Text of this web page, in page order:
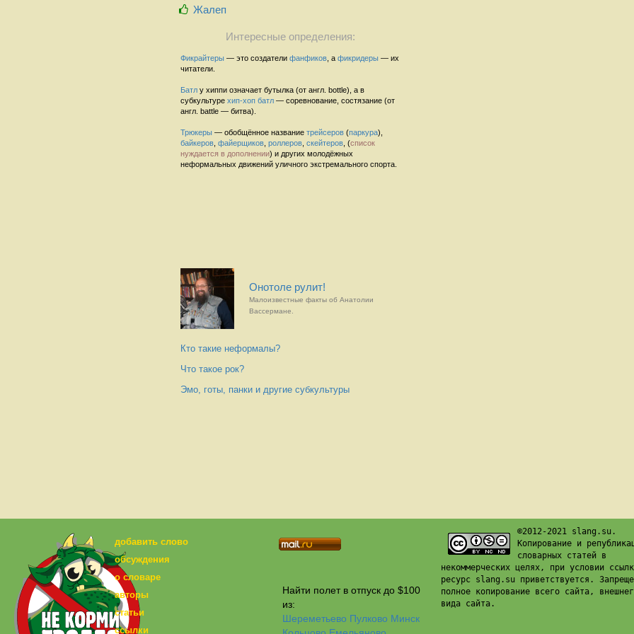
Жалеп
Интересные определения:
Фикрайтеры — это создатели фанфиков , а фикридеры — их
читатели.
Батл у хиппи означает бутылка (от англ. bottle), а в
субкультуре хип-хоп батл — соревнование, состязание (от
англ. battle — битва).
Трюкеры — обобщённое название трейсеров (паркура),
байкеров файерщиков роллеров скейтеров , (список
нуждается в дополнении) и других молодёжных
неформальных движений уличного экстремального спорта.
Онотоле рулит!
Малоизвестные факты об Анатолии
Вассермане.
Кто такие неформалы?
Что такое рок?
Эмо, готы, панки и другие субкультуры
добавить слово
обсуждения
о словаре
авторы
статьи
ссылки
Найти полет в отпуск до $100
из:
Шереметьево Пулково Минск
©2012-2021 slang.su.
Копирование и
словарных статей в
некоммерческих целях, при условии
ресурс slang.su приветствуется.
полное копирование всего сайта,
вида сайта.